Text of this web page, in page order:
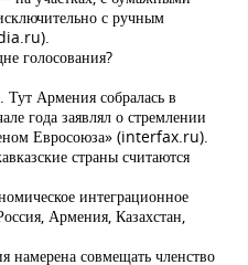
с ручным
голосования?
Тут Армения собралась в
года заявлял о стремлении
Евросоюза» (interfax.ru).
страны считаются
интеграционное
Армения, Казахстан,
совмещать членство